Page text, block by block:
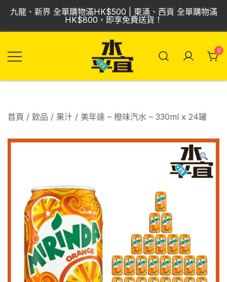
Skip
content
九龍、新界 全單購物滿HK$500 | 東涌、西貢 全單購物滿
HK$800，即享免費送貨！
酒、食品
0
首頁 / 飲品 / 果汁 / 美年達 – 橙味汽水 – 330ml x 24罐